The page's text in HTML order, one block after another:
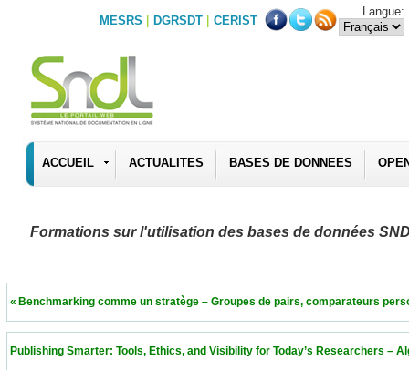
MESRS | DGRSDT | CERIST
Langue:
ACCUEIL ACTUALITES BASES DE DONNEES
Formations sur l'utilisation des bases de données
« Benchmarking comme un stratège – Groupes de pairs,
Publishing Smarter: Tools, Ethics, and Visibility for Today’s